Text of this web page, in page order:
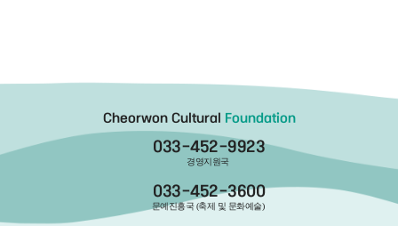
Cheorwon Cultural Foundation
033-452-9923
경영지원국
033-452-3600
문예진흥국 (축제 및 문화예술)